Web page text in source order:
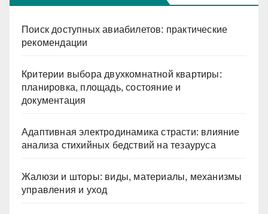
Поиск доступных авиабилетов: практические
рекомендации
Критерии выбора двухкомнатной квартиры:
планировка, площадь, состояние и
документация
Адаптивная электродинамика страсти: влияние
анализа стихийных бедствий на тезауруса
Жалюзи и шторы: виды, материалы, механизмы
управления и уход